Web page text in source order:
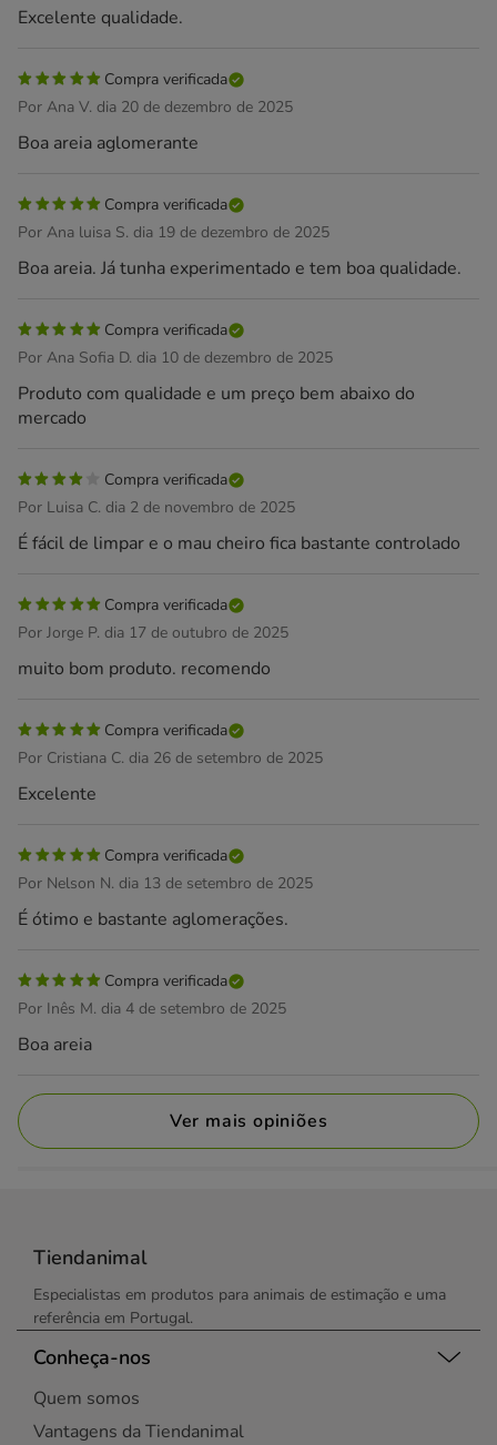
Excelente qualidade.
Compra verificada
Por Ana V. dia 20 de dezembro de 2025
Boa areia aglomerante
Compra verificada
Por Ana luisa S. dia 19 de dezembro de 2025
Boa areia. Já tunha experimentado e tem boa qualidade.
Compra verificada
Por Ana Sofia D. dia 10 de dezembro de 2025
Produto com qualidade e um preço bem abaixo do
mercado
Compra verificada
Por Luisa C. dia 2 de novembro de 2025
É fácil de limpar e o mau cheiro fica bastante controlado
Compra verificada
Por Jorge P. dia 17 de outubro de 2025
muito bom produto. recomendo
Compra verificada
Por Cristiana C. dia 26 de setembro de 2025
Excelente
Compra verificada
Por Nelson N. dia 13 de setembro de 2025
É ótimo e bastante aglomerações.
Compra verificada
Por Inês M. dia 4 de setembro de 2025
Boa areia
Ver mais opiniões
Tiendanimal
Especialistas em produtos para animais de estimação e uma
referência em Portugal.
Conheça-nos
Quem somos
Vantagens da Tiendanimal